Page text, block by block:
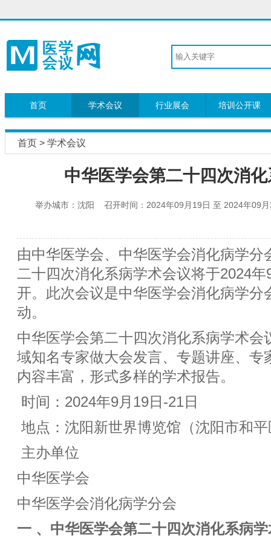
首页 学术会议 行业展会 培训公开课
首页 > 学术会议
中华医学会第二十四次消
举办城市：沈阳 召开时间：2024年09月19日 至 2024年
由中华医学会、中华医学会消化病学分
二十四次消化系病学术会议将于2024
开。此次会议是中华医学会消化病学分
动。
中华医学会第二十四次消化系病学术会
域知名专家做大会发言、专题讲座、专
内容丰富，形式多样的学术报告。
时间：2024年9月19日-21日
地点：沈阳新世界博览馆（沈阳市和
主办单位
中华医学会
中华医学会消化病学分会
一 、 中华医学会第二十四次消化系病